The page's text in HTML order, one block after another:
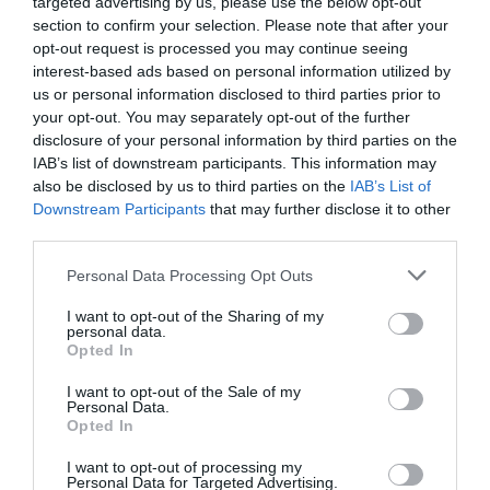
section to confirm your selection. Please note that after your
opt-out request is processed you may continue seeing
interest-based ads based on personal information utilized by
us or personal information disclosed to third parties prior to
your opt-out. You may separately opt-out of the further
disclosure of your personal information by third parties on the
IAB’s list of downstream participants. This information may
also be disclosed by us to third parties on the IAB’s List of
Downstream Participants that may further disclose it to other
Personal Data Processing Opt Outs
I want to opt-out of the Sharing of my
personal data.
Opted In
I want to opt-out of the Sale of my
Personal Data.
Opted In
I want to opt-out of processing my
Personal Data for Targeted Advertising.
Nicktgc
commenté :
@RM – Aucun vol long courrier
Lufthansa depuis Hambourg,
Hannovre et Stuttgart. Ni
Cologne, Düsseldorf, ou… Berlin.
Ils ont deux hubs
intercontinentaux, Francfort et
sont Francfort et Munich, par
Berlin.